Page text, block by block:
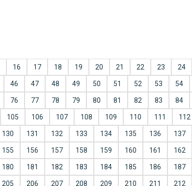
16 17 18 19 20 21 22 23 24
46 47 48 49 50 51 52 53 54
76 77 78 79 80 81 82 83 84
105 106 107 108 109 110 111 112
130 131 132 133 134 135 136 137
155 156 157 158 159 160 161 162
180 181 182 183 184 185 186 187
205 206 207 208 209 210 211 212